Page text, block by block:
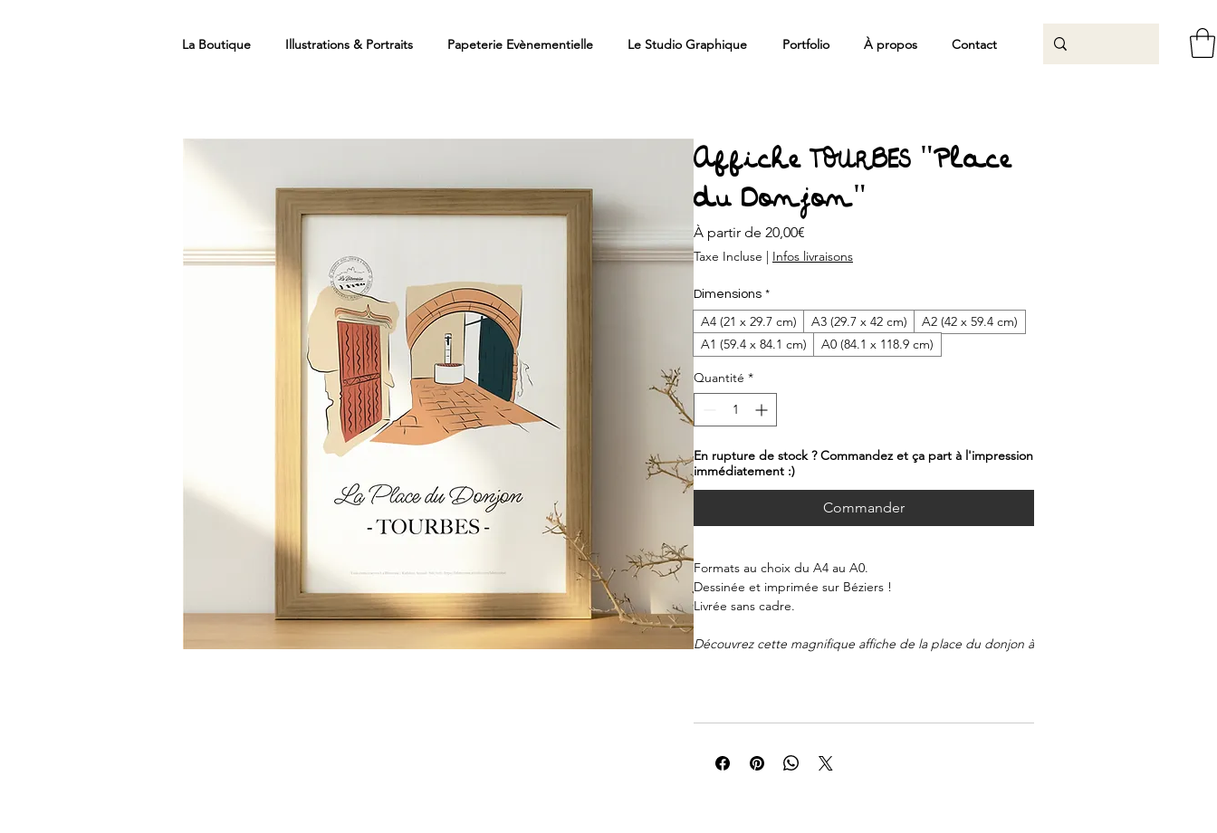
La Boutique Illustrations & Portraits Papeterie Evènementielle Le Studio Graphique Portfolio À propos Contact
Affiche TOURBES "Place
du Donjon"
À partir de 20,00€
promotionnel
Taxe Incluse | Infos livraisons
Dimensions *
A4 (21 x 29.7 cm) A3 (29.7 x 42 cm)
A2 (42 x 59.4 cm)
A1 (59.4 x 84.1 cm)
A0 (84.1 x 118.9 cm)
Quantité *
En rupture de stock ? Commandez et ça part à l'impression
immédiatement :)
Commander
Formats au choix du A4 au A0.
Dessinée et imprimée sur Béziers !
Livrée sans cadre.
Découvrez cette magnifique affiche de la place du donjon à
pavées, ses bâtiments en pierre et sa tour emblématique.
donnent vie à cette scène pittoresque et captivent le